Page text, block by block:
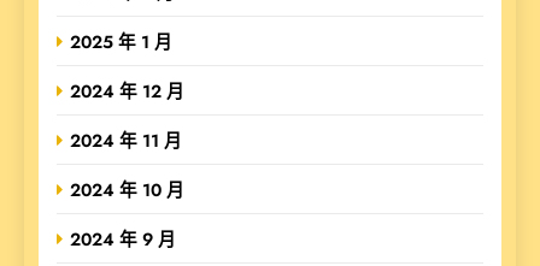
2025 年 1 月
2024 年 12 月
2024 年 11 月
2024 年 10 月
2024 年 9 月